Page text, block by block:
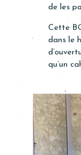
de les
Cette
dans le
qu’un